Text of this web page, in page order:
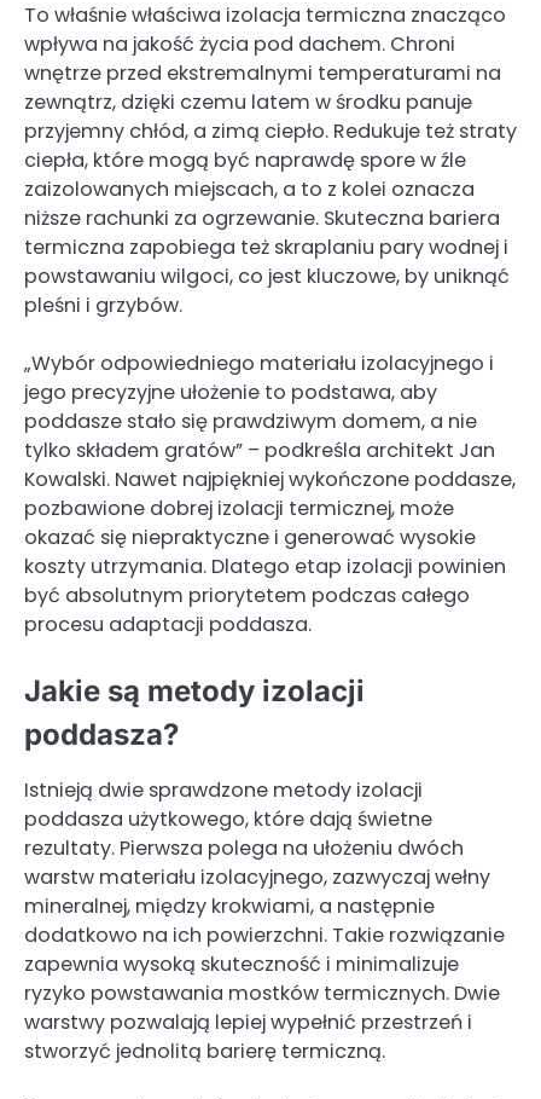
To właśnie właściwa izolacja termiczna znacząco
wpływa na jakość życia pod dachem. Chroni
wnętrze przed ekstremalnymi temperaturami na
zewnątrz, dzięki czemu latem w środku panuje
przyjemny chłód, a zimą ciepło. Redukuje też straty
ciepła, które mogą być naprawdę spore w źle
zaizolowanych miejscach, a to z kolei oznacza
niższe rachunki za ogrzewanie. Skuteczna bariera
termiczna zapobiega też skraplaniu pary wodnej i
powstawaniu wilgoci, co jest kluczowe, by uniknąć
pleśni i grzybów.
„Wybór odpowiedniego materiału izolacyjnego i
jego precyzyjne ułożenie to podstawa, aby
poddasze stało się prawdziwym domem, a nie
tylko składem gratów” – podkreśla architekt Jan
Kowalski. Nawet najpiękniej wykończone poddasze,
pozbawione dobrej izolacji termicznej, może
okazać się niepraktyczne i generować wysokie
koszty utrzymania. Dlatego etap izolacji powinien
być absolutnym priorytetem podczas całego
procesu adaptacji poddasza.
Jakie są metody izolacji
poddasza?
Istnieją dwie sprawdzone metody izolacji
poddasza użytkowego, które dają świetne
rezultaty. Pierwsza polega na ułożeniu dwóch
warstw materiału izolacyjnego, zazwyczaj wełny
mineralnej, między krokwiami, a następnie
dodatkowo na ich powierzchni. Takie rozwiązanie
zapewnia wysoką skuteczność i minimalizuje
ryzyko powstawania mostków termicznych. Dwie
warstwy pozwalają lepiej wypełnić przestrzeń i
stworzyć jednolitą barierę termiczną.